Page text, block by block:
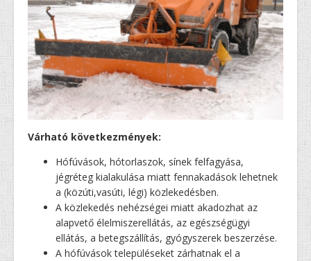
Várható következmények:
Hófúvások, hótorlaszok, sínek felfagyása,
jégréteg kialakulása miatt fennakadások lehetnek
a (közúti,vasúti, légi) közlekedésben.
A közlekedés nehézségei miatt akadozhat az
alapvető élelmiszerellátás, az egészségügyi
ellátás, a betegszállítás, gyógyszerek beszerzése.
A hófúvások településeket zárhatnak el a